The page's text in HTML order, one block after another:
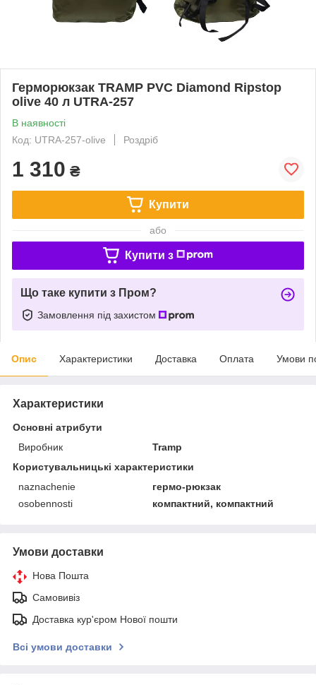
Герморюкзак TRAMP PVC Diamond Ripstop
olive 40 л UTRA-257
В наявності
Код: UTRA-257-olive
Роздріб
1 310 ₴
Купити
або
Купити з
Що таке купити з Пром?
Замовлення під захистом
Опис Характеристики Доставка Оплата Умови
Характеристики
Основні атрибути
Виробник
Tramp
Користувальницькі характеристики
naznachenie
гермо-рюкзак
osobennosti
компактний, компактний
Умови доставки
Нова Пошта
Самовивіз
Доставка кур'єром Нової пошти
Всі умови доставки